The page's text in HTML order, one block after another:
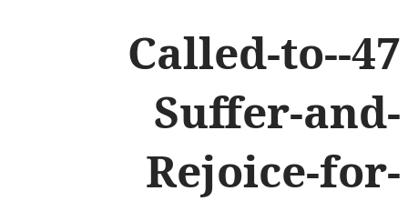
47-Called-to-
Suffer-and-
Rejoice-for-